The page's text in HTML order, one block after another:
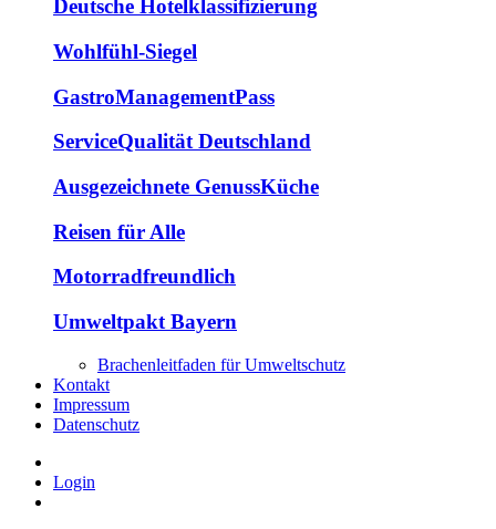
Deutsche Hotelklassifizierung
Wohlfühl-Siegel
GastroManagementPass
ServiceQualität Deutschland
Ausgezeichnete GenussKüche
Reisen für Alle
Motorradfreundlich
Umweltpakt Bayern
Brachenleitfaden für Umweltschutz
Kontakt
Impressum
Datenschutz
Login